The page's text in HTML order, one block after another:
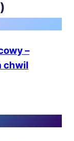
–
chwil